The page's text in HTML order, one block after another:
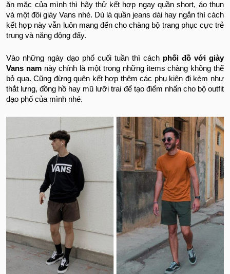
ăn mặc của mình thì hãy thử kết hợp ngay quần short, áo thun
và một đôi giày Vans nhé. Dù là quần jeans dài hay ngắn thì cách
kết hợp này vẫn luôn mang đến cho chàng bộ trang phục cực trẻ
trung và năng động đấy.
Vào những ngày dạo phố cuối tuần thì cách phối đồ với giày
Vans namnày chính là một trong những items chàng không thể
bỏ qua. Cũng đừng quên kết hợp thêm các phụ kiện đi kèm như
thắt lưng, đồng hồ hay mũ lưỡi trai để tạo điểm nhấn cho bộ outfit
dạo phố của mình nhé.